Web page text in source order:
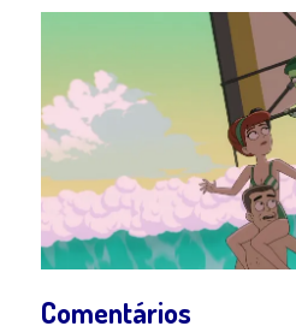
Comentários